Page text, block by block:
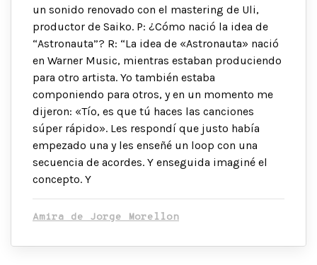
un sonido renovado con el mastering de Uli,
productor de Saiko. P: ¿Cómo nació la idea de
“Astronauta”? R: “La idea de «Astronauta» nació
en Warner Music, mientras estaban produciendo
para otro artista. Yo también estaba
componiendo para otros, y en un momento me
dijeron: «Tío, es que tú haces las canciones
súper rápido». Les respondí que justo había
empezado una y les enseñé un loop con una
secuencia de acordes. Y enseguida imaginé el
concepto. Y
Amira de Jorge Morellon